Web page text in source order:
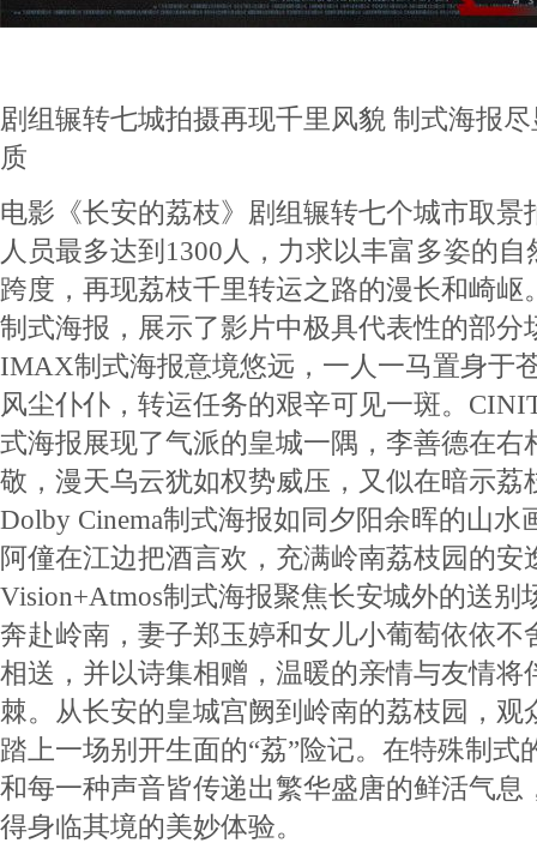
剧组辗转七城拍摄再现千里风貌 制式海报
质
电影《长安的荔枝》剧组辗转七个城市取景
人员最多达到1300人，力求以丰富多姿的
跨度，再现荔枝千里转运之路的漫长和崎岖
制式海报，展示了影片中极具代表性的部分
IMAX制式海报意境悠远，一人一马置身于
风尘仆仆，转运任务的艰辛可见一斑。
式海报展现了气派的皇城一隅，李善德在右
敬，漫天乌云犹如权势威压，又似在暗示荔
Dolby Cinema制式海报如同夕阳余晖的山水
阿僮在江边把酒言欢，充满岭南荔枝园的安
Vision+Atmos制式海报聚焦长安城外的送别
奔赴岭南，妻子郑玉婷和女儿小葡萄依依不
相送，并以诗集相赠，温暖的亲情与友情将
棘。从长安的皇城宫阙到岭南的荔枝园，观
踏上一场别开生面的“荔”险记。在特殊制式
和每一种声音皆传递出繁华盛唐的鲜活气息
得身临其境的美妙体验。